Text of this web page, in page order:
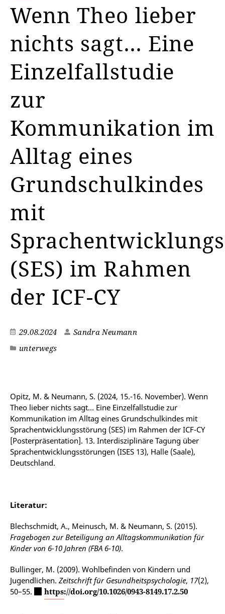
Wenn Theo lieber
nichts sagt… Eine
Einzelfallstudie
zur
Kommunikation im
Alltag eines
Grundschulkindes
mit
(SES) im Rahmen
der ICF-CY
29.08.2024
Sandra Neumann
unterwegs
Opitz, M. & Neumann, S. (2024, 15.-16. November). Wenn
Theo lieber nichts sagt… Eine Einzelfallstudie zur
Kommunikation im Alltag eines Grundschulkindes mit
Sprachentwicklungsstörung (SES) im Rahmen der ICF-CY
[Posterpräsentation]. 13. Interdisziplinäre Tagung über
Sprachentwicklungsstörungen (ISES 13), Halle (Saale),
Deutschland.
Literatur:
Blechschmidt, A., Meinusch, M. & Neumann, S. (2015).
Fragebogen zur Beteiligung an Alltagskommunikation für
Kinder von 6-10 Jahren (FBA 6-10).
Bullinger, M. (2009). Wohlbefinden von Kindern und
Jugendlichen. Zeitschrift für Gesundheitspsychologie, 17(2),
50–55.
https://doi.org/10.1026/0943-8149.17.2.50